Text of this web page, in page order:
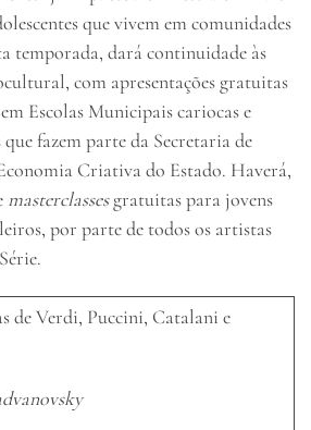
que vivem em comunidades
temporada, dará continuidade às
com apresentações gratuitas
Escolas Municipais cariocas e
fazem parte da Secretaria de
Criativa do Estado. Haverá,
masterclassesgratuitas para jovens
por parte de todos os artistas
de Verdi, Puccini, Catalani e